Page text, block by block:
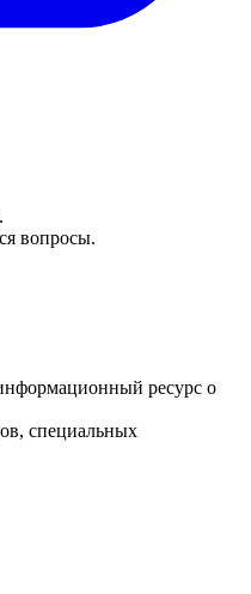
вопросы.
ресурс о
специальных